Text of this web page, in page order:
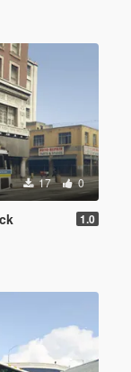
17 0
1.0